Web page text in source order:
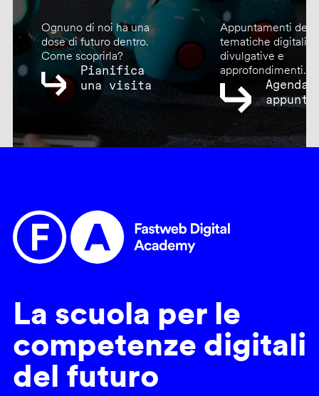
Ognuno di noi ha una
dose di futuro dentro.
Come scoprirla?
Pianifica
una visita
Appuntamenti
tematiche digitali,
divulgative e
approfondimenti.
Agenda
La scuola per le
competenze digitali
del futuro